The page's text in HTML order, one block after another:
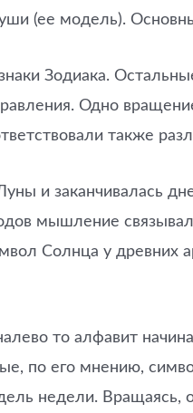
(ее модель).
Зодиака.
Одно
также
и заканчивалась
мышление
Солнца у древних
то алфавит
по его мнению,
недели. Вращаясь,